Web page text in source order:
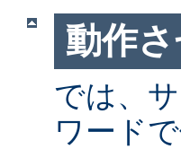
動作
では、
ワード